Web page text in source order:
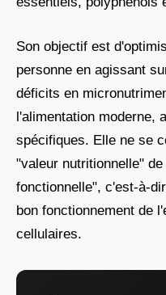
Son objectif est
personne en agissant
déficits en
l'alimentation moderne,
spécifiques. Elle ne se
"valeur nutritionnelle"
fonctionnelle", c'est-à-
bon fonctionnement de
cellulaires.